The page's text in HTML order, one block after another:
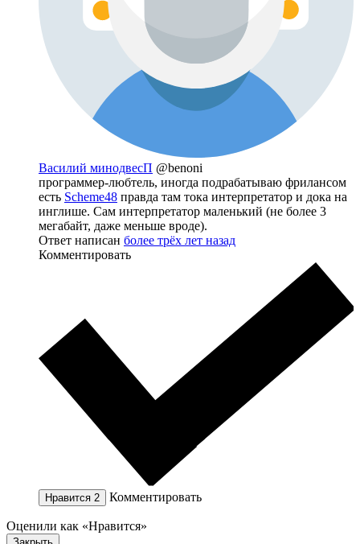
Василий минодвесП @benoni
программер-любтель, иногда подрабатываю фрилансом
есть Scheme48 правда там тока интерпретатор и дока на
инглише. Сам интерпретатор маленький (не более 3
мегабайт, даже меньше вроде).
Ответ написан более трёх лет назад
Комментировать
Нравится 2 Комментировать
Оценили как «Нравится»